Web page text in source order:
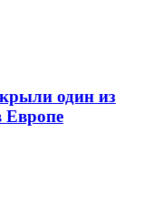
один из
Европе